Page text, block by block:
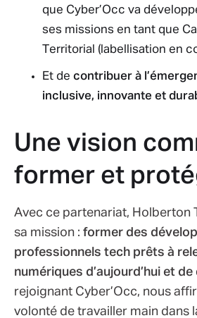
que Cyber’Occ va
ses missions en tant que
Territorial (labellisation en
Et de contribuer à
inclusive, innovante et
Une vision
former et
Avec ce partenariat, Holberton
sa mission : former des
professionnels tech prêts à
numériques d’aujourd’hui et de
rejoignant Cyber’Occ, nous
volonté de travailler main dans